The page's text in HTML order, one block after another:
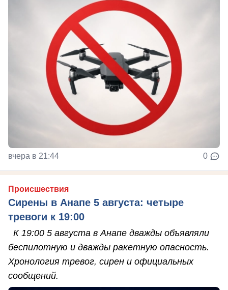
вчера в 21:44 0
Происшествия
Сирены в Анапе 5 августа: четыре
тревоги к 19:00
К 19:00 5 августа в Анапе дважды объявляли
беспилотную и дважды ракетную опасность.
Хронология тревог, сирен и официальных
сообщений.